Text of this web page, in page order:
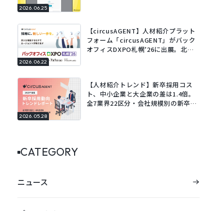
2026.06.25
2026.06.22
【circusAGENT】人材紹介プラット
フォーム「circusAGENT」がバック
オフィスDXPO札幌’26に出展。北海
2026.05.28
【人材紹介トレンド】新卒採用コス
ト、中小企業と大企業の差は1.4倍。
全7業界22区分・会社規模別の新卒採
CATEGORY
ニュース